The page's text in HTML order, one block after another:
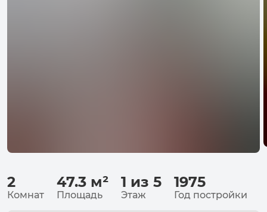
2
Комнат
47.3 м²
Площадь
1 из 5
Этаж
1975
Год постройки